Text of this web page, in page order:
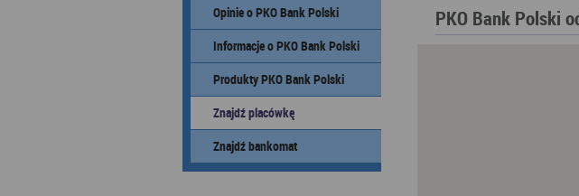
Opinie o PKO Bank Polski
Informacje o PKO Bank Polski
Produkty PKO Bank Polski
Znajdź placówkę
Znajdź bankomat
PKO Bank Polski